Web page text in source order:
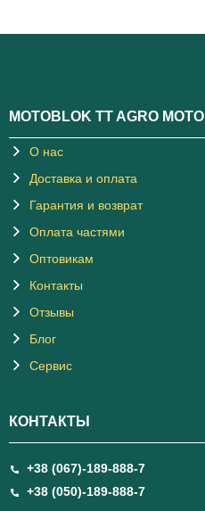
MOTOBLOK TT AGRO MOTO
О нас
Доставка и оплата
Гарантия и возврат
Оплата частями
Оптовикам
Контакты
Отзывы
Блог
Сервис
КОНТАКТЫ
+38 (067)-189-888-7
+38 (050)-189-888-7